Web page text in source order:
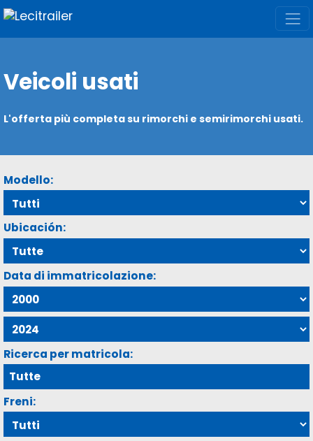
Veicoli usati
L'offerta più completa su rimorchi e semirimorchi usati.
Modello:
Ubicación:
Data di immatricolazione:
Ricerca per matricola:
Freni: